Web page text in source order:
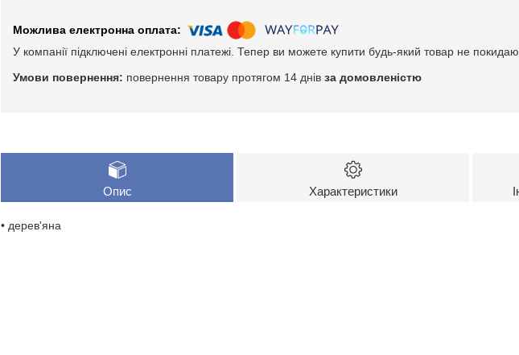
У компанії підключені електронні платежі. Тепер ви можете купити будь-який товар не
повернення товару протягом 14 днів за домовленістю
Опис Характеристики
• дерев'яна